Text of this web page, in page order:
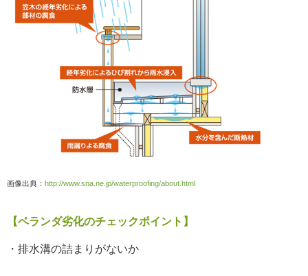
画像出典： http://www.sna.ne.jp/waterproofing/about.html
【ベランダ劣化のチェックポイント】
・排水溝の詰まりがないか